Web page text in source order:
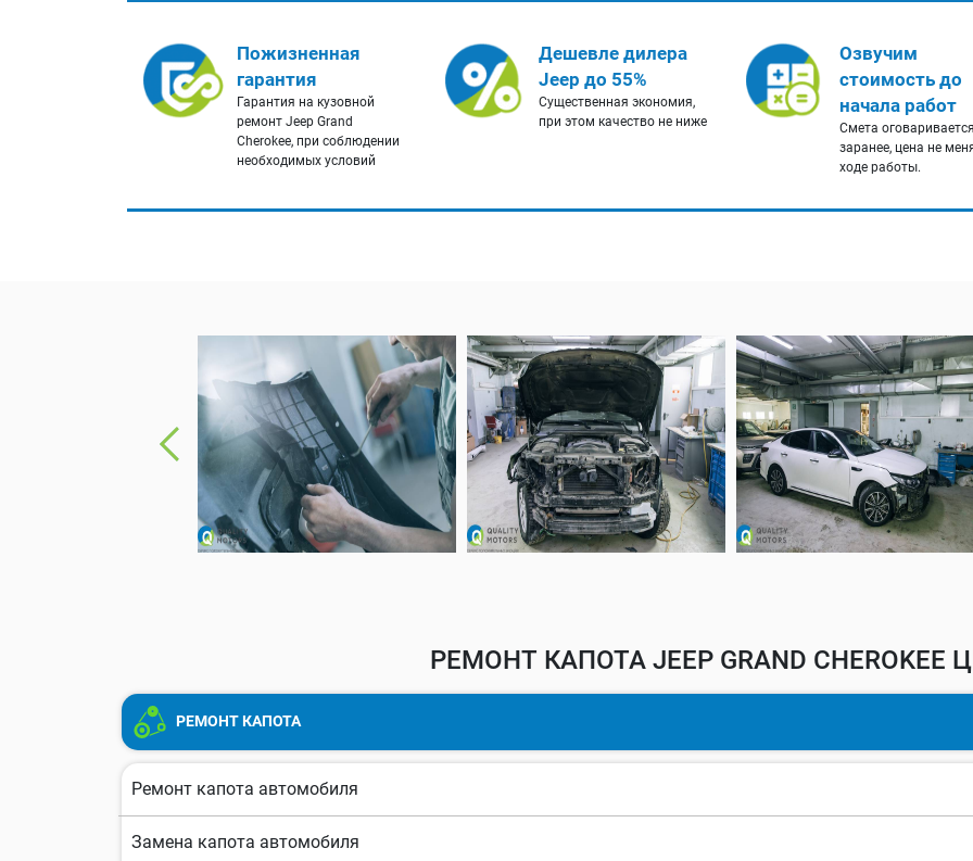
Пожизненная
гарантия
Гарантия на кузовной
ремонт Jeep Grand
Cherokee, при соблюдении
необходимых условий
Дешевле дилера
Jeep до 55%
Существенная экономия,
при этом качество не ниже
Озвучим
стоимость до
начала работ
Смета оговаривается
заранее, цена не
ходе работы.
РЕМОНТ КАПОТА JEEP GRAND CHEROKEE
РЕМОНТ КАПОТА
Ремонт капота автомобиля
Замена капота автомобиля